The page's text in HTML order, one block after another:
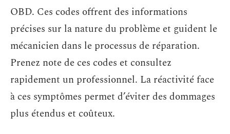
OBD. Ces codes offrent des informations
précises sur la nature du problème et guident le
mécanicien dans le processus de réparation.
Prenez note de ces codes et consultez
rapidement un professionnel. La réactivité face
à ces symptômes permet d’éviter des dommages
plus étendus et coûteux.